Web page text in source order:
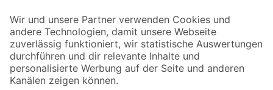
Der toom Newsletter: Keine Angebote und Aktionen mehr verpassen!
Zur Newsletter Anmeldung
Folge uns